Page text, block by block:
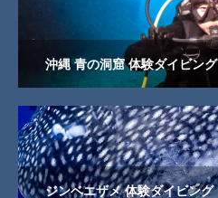
沖縄 青の洞窟 体験ダイビング
ジンベエザメ 体験ダイビング